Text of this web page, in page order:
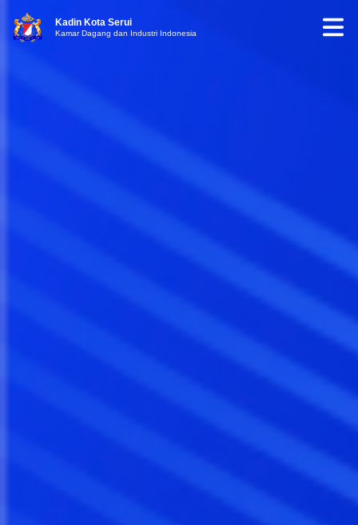
Kadin Kota Serui
Kamar Dagang dan Industri Indonesia